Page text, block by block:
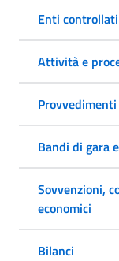
Enti controllati
Attività e
Provvedimenti
Bandi di gara
Sovvenzioni,
economici
Bilanci